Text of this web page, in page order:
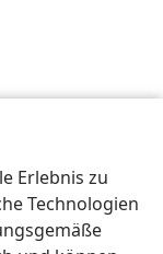
Erlebnis zu
Technologien